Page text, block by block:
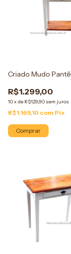
Criado Mudo Pantê
R$1.299,00
10x de R$129,90 sem juros
R$1.169,10 com Pix
Comprar